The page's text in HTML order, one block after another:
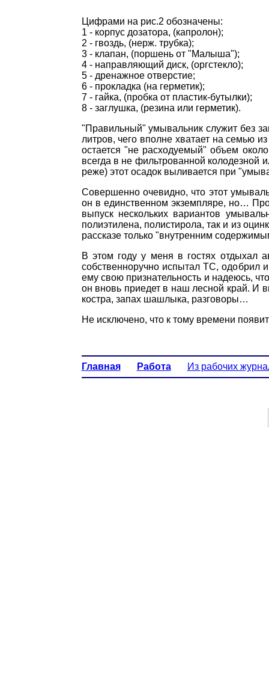
Цифрами на рис.2 обозначены:
1 - корпус дозатора, (капролон);
2 - гвоздь, (нерж. трубка);
3 - клапан, (поршень от "Малыша");
4 - направляющий диск, (оргстекло);
5 - дренажное отверстие;
6 - прокладка (на герметик);
7 - гайка, (пробка от пластик-бутылки);
8 - заглушка, (резина или герметик).
"Правильный" умывальник служит без
литров, чего вполне хватает на семью
остается "не расходуемый" объем
всегда в не фильтрованной колодезной
реже) этот осадок выливается при
Совершенно очевидно, что этот
он в единственном экземпляре, но…
выпуск нескольких вариантов
полиэтилена, полистирола, так и из
рассказе только "внутренним
В этом году у меня в гостях отдыхал
собственноручно испытал ТС, одобрил
ему свою признательность и надеюсь,
он вновь приедет в наш лесной край. И
костра, запах шашлыка, разговоры…
Не исключено, что к тому времени
Главная Работа Из рабочих